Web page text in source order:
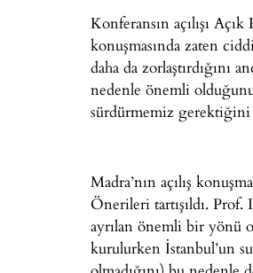
Konferansın açılışı
konuşmasında zaten
daha da zorlaştırdığını
nedenle önemli
sürdürmemiz
Madra’nın açılış
Önerileri tartışıldı.
ayrılan önemli bir yönü
kurulurken İstanbul’un